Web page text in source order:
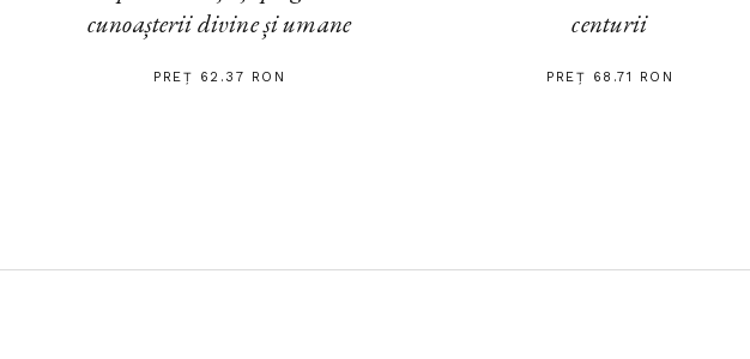
cunoașterii divine și umane
PREȚ 62.37 RON
centurii
PREȚ 68.71 RON